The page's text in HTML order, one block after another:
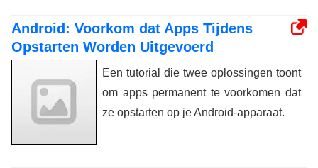
Android: Voorkom dat Apps Tijdens
Opstarten Worden Uitgevoerd
Een tutorial die twee oplossingen toont
om apps permanent te voorkomen dat
ze opstarten op je Android-apparaat.